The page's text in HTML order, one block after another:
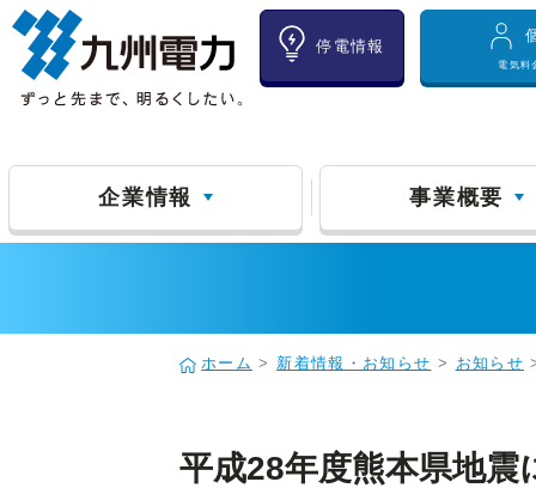
停電情報
電気料
企業情報 事業概要
ホーム > 新着情報・お知らせ > お知らせ
平成28年度熊本県地